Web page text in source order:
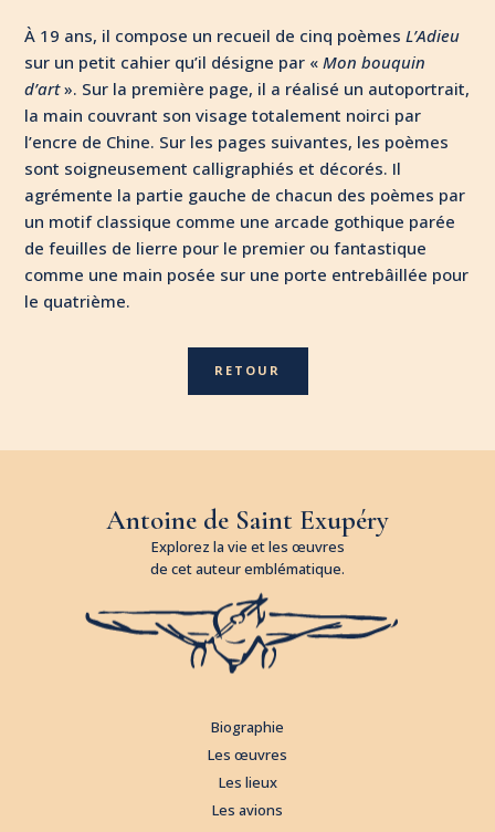
À 19 ans, il compose un recueil de cinq poèmesL’Adieu
sur un petit cahier qu’il désigne par «Mon bouquin
d’art». Sur la première page, il a réalisé un autoportrait,
la main couvrant son visage totalement noirci par
l’encre de Chine. Sur les pages suivantes, les poèmes
sont soigneusement calligraphiés et décorés. Il
agrémente la partie gauche de chacun des poèmes par
un motif classique comme une arcade gothique parée
de feuilles de lierre pour le premier ou fantastique
comme une main posée sur une porte entrebâillée pour
le quatrième.
RETOUR
Antoine de Saint Exupéry
Explorez la vie et les œuvres
de cet auteur emblématique.
Biographie
Les œuvres
Les lieux
Les avions